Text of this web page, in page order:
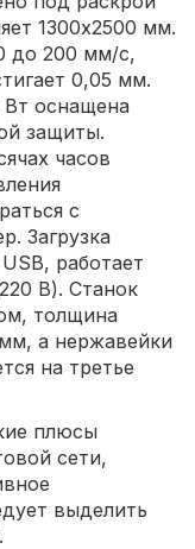
1300х2500 мм.
до 200 мм/с,
0,05 мм.
оснащена
защиты.
часов
с
Загрузка
работает
В). Станок
толщина
а нержавейки
на третье
плюсы
сети,
выделить